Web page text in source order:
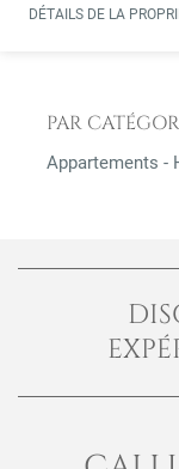
DÉTAILS DE LA
PAR
Appartements -